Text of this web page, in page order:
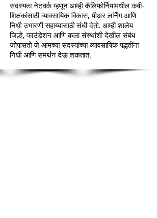
सदस्यत्व नेटवर्क म्हणून आम्ही कॅलिफोर्नियामधील कवी-
शिक्षकांसाठी व्यावसायिक विकास, पीअर लर्निंग आणि
निधी उभारणी सहाय्यासाठी संधी देतो. आम्ही शालेय
जिल्हे, फाउंडेशन आणि कला संस्थांशी देखील संबंध
जोपासतो जे आमच्या सदस्यांच्या व्यावसायिक पद्धतींना
निधी आणि समर्थन देऊ शकतात.